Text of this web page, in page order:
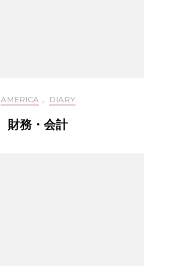
AMERICA , DIARY
財務・会計